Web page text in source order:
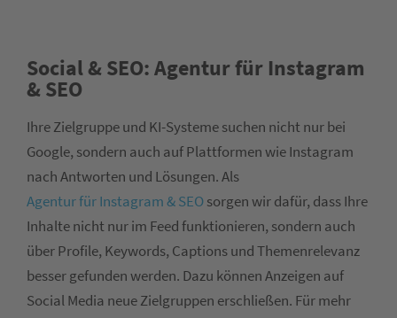
Social & SEO: Agentur für Instagram
& SEO
Ihre Zielgruppe und KI-Systeme suchen nicht nur bei
Google, sondern auch auf Plattformen wie Instagram
nach Antworten und Lösungen. Als
Agentur für Instagram & SEOsorgen wir dafür, dass Ihre
Inhalte nicht nur im Feed funktionieren, sondern auch
über Profile, Keywords, Captions und Themenrelevanz
besser gefunden werden. Dazu können Anzeigen auf
Social Media neue Zielgruppen erschließen. Für mehr